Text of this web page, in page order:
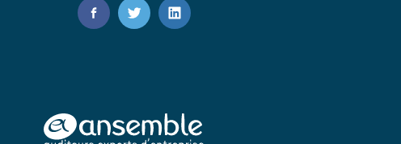
FaceBook
TwitterLinkedIn